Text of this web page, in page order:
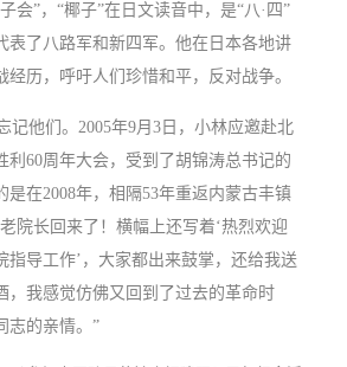
会”，“椰子”在日文读音中，是“八·四”
表了八路军和新四军。他在日本各地讲
经历，呼吁人们珍惜和平，反对战争。
他们。2005年9月3日，小林应邀赴北
利60周年大会，受到了胡锦涛总书记的
是在2008年，相隔53年重返内蒙古丰镇
院长回来了！横幅上还写着‘热烈欢迎
指导工作’，大家都出来鼓掌，还给我送
，我感觉仿佛又回到了过去的革命时
志的亲情。”